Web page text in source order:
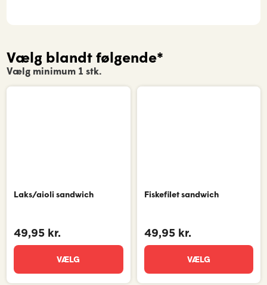
Vælg blandt følgende*
Vælg minimum 1 stk.
Laks/aioli sandwich
49,95 kr.
VÆLG
Fiskefilet sandwich
49,95 kr.
VÆLG